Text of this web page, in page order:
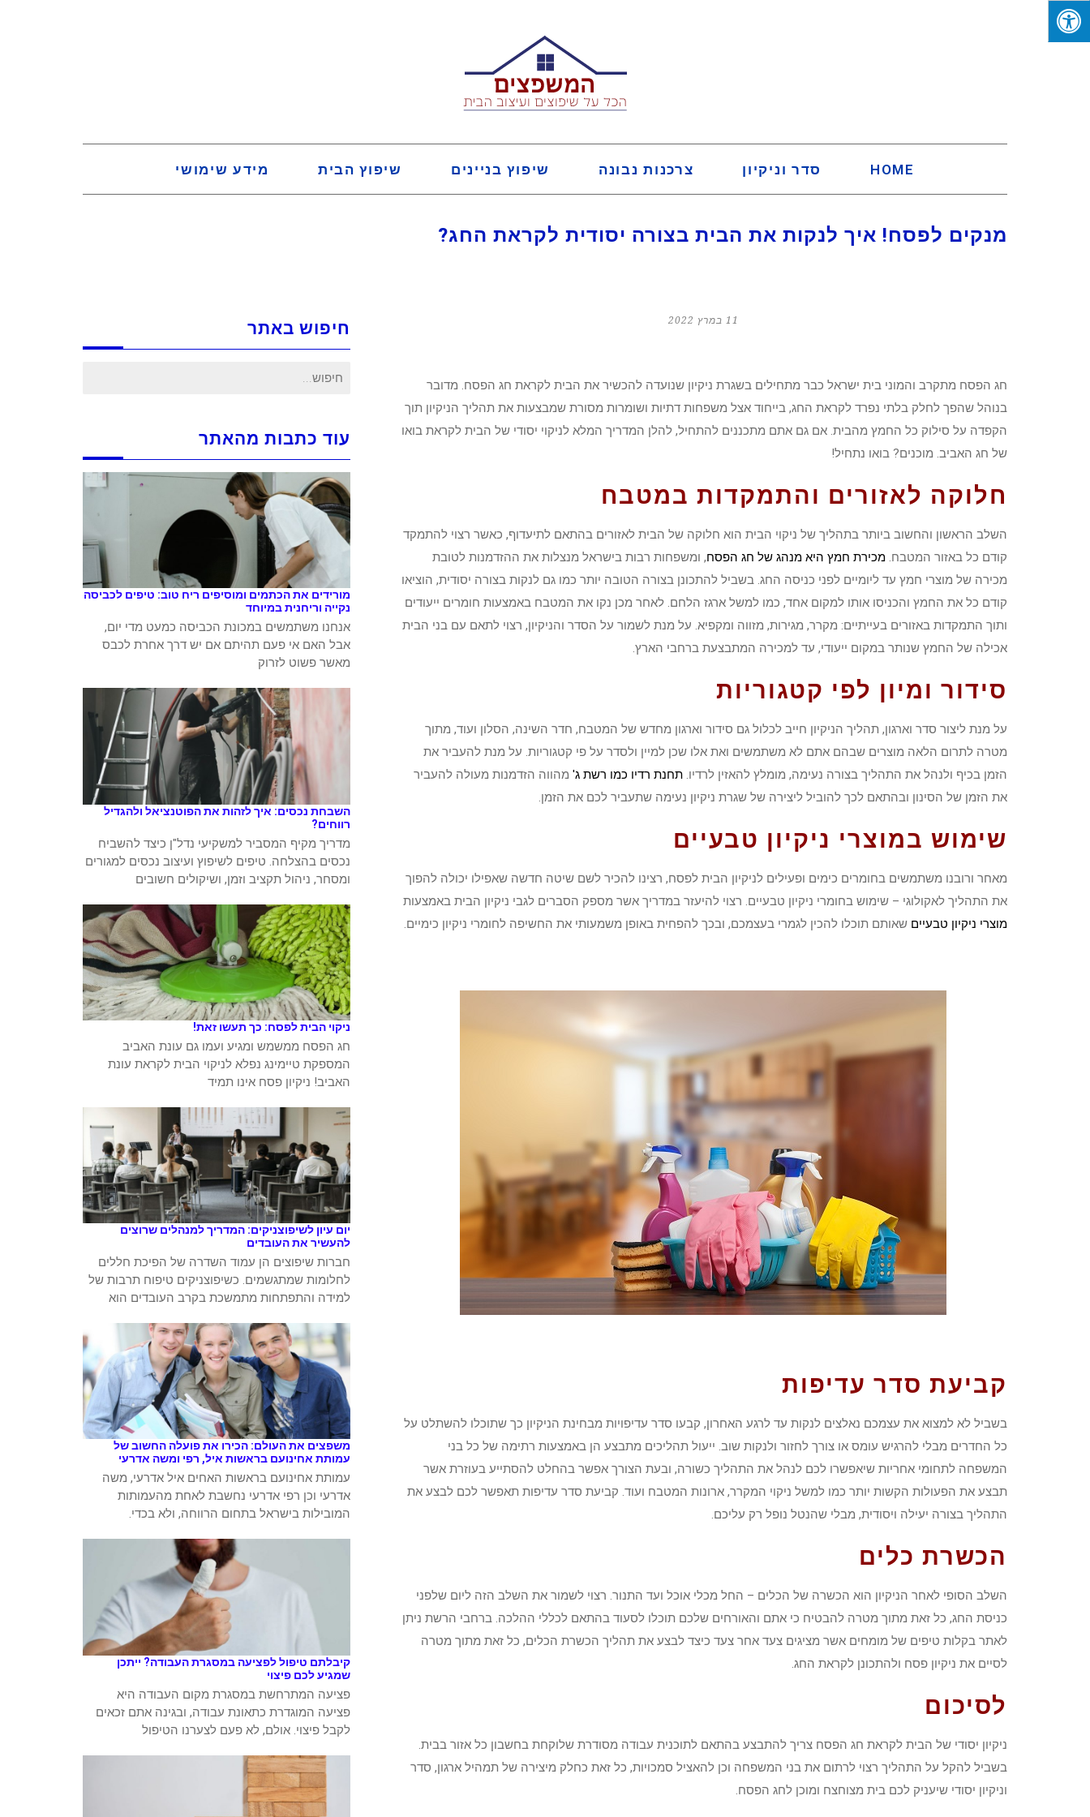
HOME סדר וניקיון צרכנות נבונה שיפוץ בניינים שיפוץ הבית מידע שימושי
מנקים לפסח! איך לנקות את הבית בצורה יסודית לקראת החג?
11 במרץ 2022
חג הפסח מתקרב והמוני בית ישראל כבר מתחילים בשגרת ניקיון שנועדה להכשיר את הבית לקראת חג הפסח. מדובר
בנוהל שהפך לחלק בלתי נפרד לקראת החג, בייחוד אצל משפחות דתיות ושומרות מסורת שמבצעות את תהליך הניקיון תוך
הקפדה על סילוק כל החמץ מהבית. אם גם אתם מתכננים להתחיל, להלן המדריך המלא לניקוי יסודי של הבית לקראת בואו
של חג האביב. מוכנים? בואו נתחיל!
חלוקה לאזורים והתמקדות במטבח
השלב הראשון והחשוב ביותר בתהליך של ניקוי הבית הוא חלוקה של הבית לאזורים בהתאם לתיעדוף, כאשר רצוי להתמקד
קודם כל באזור המטבח. מכירת חמץ היא מנהג של חג הפסח, ומשפחות רבות בישראל מנצלות את ההזדמנות לטובת
מכירה של מוצרי חמץ עד ליומיים לפני כניסה החג. בשביל להתכונן בצורה הטובה יותר כמו גם לנקות בצורה יסודית, הוציאו
קודם כל את החמץ והכניסו אותו למקום אחד, כמו למשל ארגז הלחם. לאחר מכן נקו את המטבח באמצעות חומרים ייעודים
ותוך התמקדות באזורים בעייתיים: מקרר, מגירות, מזווה ומקפיא. על מנת לשמור על הסדר והניקיון, רצוי לתאם עם בני הבית
אכילה של החמץ שנותר במקום ייעודי, עד למכירה המתבצעת ברחבי הארץ.
סידור ומיון לפי קטגוריות
על מנת ליצור סדר וארגון, תהליך הניקיון חייב לכלול גם סידור וארגון מחדש של המטבח, חדר השינה, הסלון ועוד, מתוך
מטרה לתרום הלאה מוצרים שבהם אתם לא משתמשים ואת אלו שכן למיין ולסדר על פי קטגוריות. על מנת להעביר את
הזמן בכיף ולנהל את התהליך בצורה נעימה, מומלץ להאזין לרדיו. תחנת רדיו כמו רשת ג' מהווה הזדמנות מעולה להעביר
את הזמן של הסינון ובהתאם לכך להוביל ליצירה של שגרת ניקיון נעימה שתעביר לכם את הזמן.
שימוש במוצרי ניקיון טבעיים
מאחר ורובנו משתמשים בחומרים כימים ופעילים לניקיון הבית לפסח, רצינו להכיר לשם שיטה חדשה שאפילו יכולה להפוך
את התהליך לאקולוגי – שימוש בחומרי ניקיון טבעיים. רצוי להיעזר במדריך אשר מספק הסברים לגבי ניקיון הבית באמצעות
מוצרי ניקיון טבעיים שאותם תוכלו להכין לגמרי בעצמכם, ובכך להפחית באופן משמעותי את החשיפה לחומרי ניקיון כימיים.
קביעת סדר עדיפות
בשביל לא למצוא את עצמכם נאלצים לנקות עד לרגע האחרון, קבעו סדר עדיפויות מבחינת הניקיון כך שתוכלו להשתלט על
כל החדרים מבלי להרגיש עומס או צורך לחזור ולנקות שוב. ייעול תהליכים מתבצע הן באמצעות רתימה של כל בני
המשפחה לתחומי אחריות שיאפשרו לכם לנהל את התהליך כשורה, ובעת הצורך אפשר בהחלט להסתייע בעוזרת אשר
תבצע את הפעולות הקשות יותר כמו למשל ניקוי המקרר, ארונות המטבח ועוד. קביעת סדר עדיפות תאפשר לכם לבצע את
התהליך בצורה יעילה ויסודית, מבלי שהנטל נופל רק עליכם.
הכשרת כלים
השלב הסופי לאחר הניקיון הוא הכשרה של הכלים – החל מכלי אוכל ועד התנור. רצוי לשמור את השלב הזה ליום שלפני
כניסת החג, כל זאת מתוך מטרה להבטיח כי אתם והאורחים שלכם תוכלו לסעוד בהתאם לכללי ההלכה. ברחבי הרשת ניתן
לאתר בקלות טיפים של מומחים אשר מציגים צעד אחר צעד כיצד לבצע את תהליך הכשרת הכלים, כל זאת מתוך מטרה
לסיים את ניקיון פסח ולהתכונן לקראת החג.
לסיכום
ניקיון יסודי של הבית לקראת חג הפסח צריך להתבצע בהתאם לתוכנית עבודה מסודרת שלוקחת בחשבון כל אזור בבית.
בשביל להקל על התהליך רצוי לרתום את בני המשפחה וכן להאציל סמכויות, כל זאת כחלק מיצירה של תמהיל ארגון, סדר
וניקיון יסודי שיעניק לכם בית מצוחצח ומוכן לחג הפסח.
חיפוש באתר
חיפוש
עוד כתבות מהאתר
מורידים את הכתמים ומוסיפים ריח טוב: טיפים לכביסה
נקייה וריחנית במיוחד
אנחנו משתמשים במכונת הכביסה כמעט מדי יום,
אבל האם אי פעם תהיתם אם יש דרך אחרת לכבס
מאשר פשוט לזרוק
השבחת נכסים: איך לזהות את הפוטנציאל ולהגדיל
רווחים?
מדריך מקיף המסביר למשקיעי נדל"ן כיצד להשביח
נכסים בהצלחה. טיפים לשיפוץ ועיצוב נכסים למגורים
ומסחר, ניהול תקציב וזמן, ושיקולים חשובים
ניקוי הבית לפסח: כך תעשו זאת!
חג הפסח ממשמש ומגיע ועמו גם עונת האביב
המספקת טיימינג נפלא לניקוי הבית לקראת עונת
האביב! ניקיון פסח אינו תמיד
יום עיון לשיפוצניקים: המדריך למנהלים שרוצים
להעשיר את העובדים
חברות שיפוצים הן עמוד השדרה של הפיכת חללים
לחלומות שמתגשמים. כשיפוצניקים טיפוח תרבות של
למידה והתפתחות מתמשכת בקרב העובדים הוא
משפצים את העולם: הכירו את פועלה החשוב של
עמותת אחינועם בראשות איל, רפי ומשה אדרעי
עמותת אחינועם בראשות האחים איל אדרעי, משה
אדרעי וכן רפי אדרעי נחשבת לאחת מהעמותות
המובילות בישראל בתחום הרווחה, ולא בכדי.
קיבלתם טיפול לפציעה במסגרת העבודה? ייתכן
שמגיע לכם פיצוי
פציעה המתרחשת במסגרת מקום העבודה היא
פציעה המוגדרת כתאונת עבודה, ובגינה אתם זכאים
לקבל פיצוי. אולם, לא פעם לצערנו הטיפול